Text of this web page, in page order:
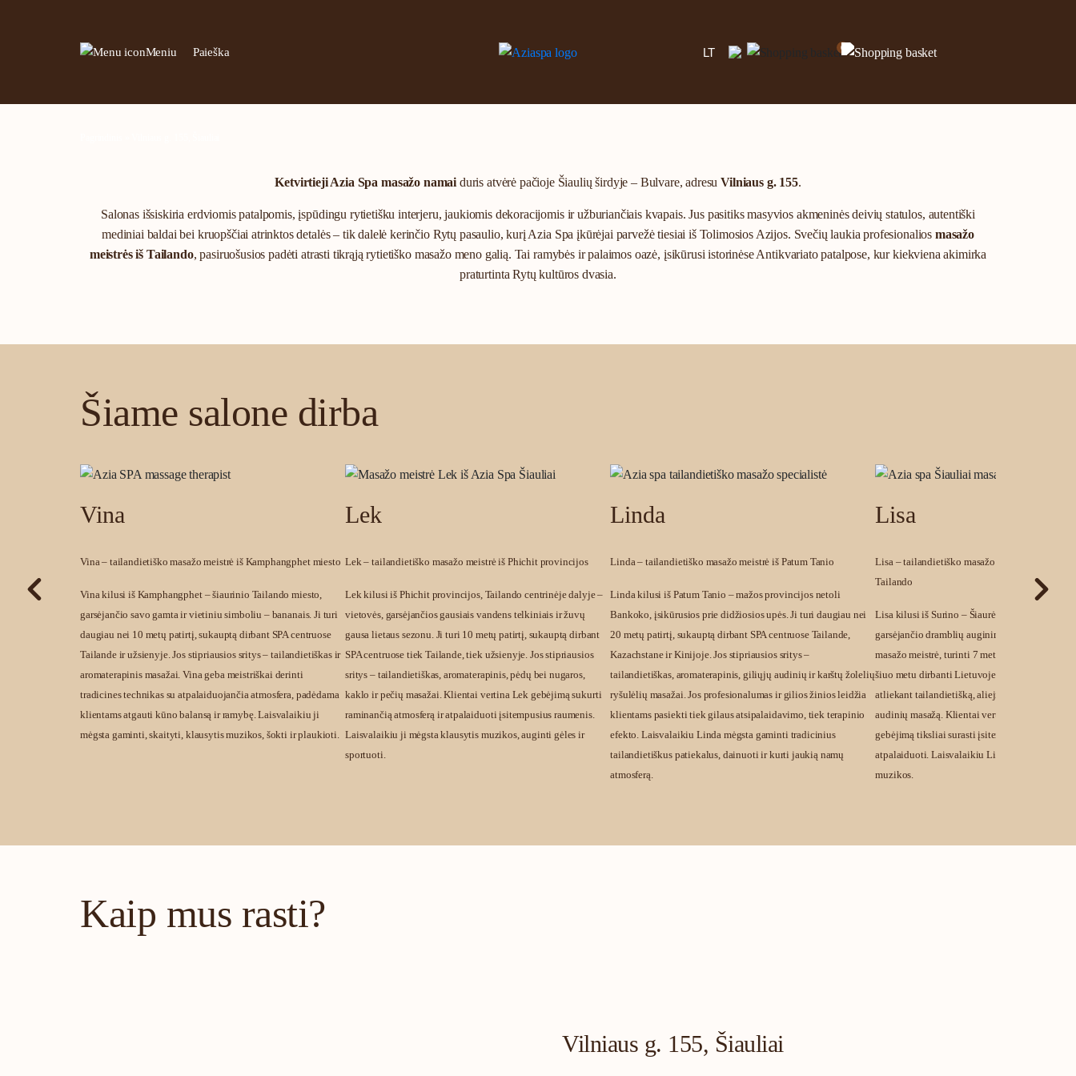
Meniu Paieška LT 0
Ketvirtieji Azia Spa masažo namai duris atvėrė pačioje Šiaulių širdyje – Bulvare, adresuVilniaus g. 155.
Salonas išsiskiria erdviomis patalpomis, įspūdingu rytietišku interjeru, jaukiomis dekoracijomis ir užburiančiais kvapais. Jus pasitiks masyvios akmeninės deivių statulos, autentiški
mediniai baldai bei kruopščiai atrinktos detalės – tik dalelė kerinčio Rytų pasaulio, kurį Azia Spa įkūrėjai parvežė tiesiai iš Tolimosios Azijos. Svečių laukia profesionalios masažo
meistrės iš Tailando, pasiruošusios padėti atrasti tikrąją rytietiško masažo meno galią. Tai ramybės ir palaimos oazė, įsikūrusi istorinėse Antikvariato patalpose, kur kiekviena akimirka
praturtinta Rytų kultūros dvasia.
Šiame salone dirba
Vina
Vina – tailandietiško masažo meistrė iš Kamphangphet miesto
Vina kilusi iš Kamphangphet – šiaurinio Tailando miesto,
garsėjančio savo gamta ir vietiniu simboliu – bananais. Ji turi
daugiau nei 10 metų patirtį, sukauptą dirbant SPA centruose
Tailande ir užsienyje. Jos stipriausios sritys – tailandietiškas ir
aromaterapinis masažai. Vina geba meistriškai derinti
tradicines technikas su atpalaiduojančia atmosfera, padėdama
klientams atgauti kūno balansą ir ramybę. Laisvalaikiu ji
mėgsta gaminti, skaityti, klausytis muzikos, šokti ir plaukioti.
Lek
Lek – tailandietiško masažo meistrė iš Phichit provincijos
Lek kilusi iš Phichit provincijos, Tailando centrinėje dalyje –
vietovės, garsėjančios gausiais vandens telkiniais ir žuvų
gausa lietaus sezonu. Ji turi 10 metų patirtį, sukauptą dirbant
SPA centruose tiek Tailande, tiek užsienyje. Jos stipriausios
sritys – tailandietiškas, aromaterapinis, pėdų bei nugaros,
kaklo ir pečių masažai. Klientai vertina Lek gebėjimą sukurti
raminančią atmosferą ir atpalaiduoti įsitempusius raumenis.
Laisvalaikiu ji mėgsta klausytis muzikos, auginti gėles ir
sportuoti.
Linda
Linda – tailandietiško masažo meistrė iš Patum Tanio
Linda kilusi iš Patum Tanio – mažos provincijos netoli
Bankoko, įsikūrusios prie didžiosios upės. Ji turi daugiau nei
20 metų patirtį, sukauptą dirbant SPA centruose Tailande,
Kazachstane ir Kinijoje. Jos stipriausios sritys –
tailandietiškas, aromaterapinis, giliųjų audinių ir karštų žolelių
ryšulėlių masažai. Jos profesionalumas ir gilios žinios leidžia
klientams pasiekti tiek gilaus atsipalaidavimo, tiek terapinio
efekto. Laisvalaikiu Linda mėgsta gaminti tradicinius
tailandietiškus patiekalus, dainuoti ir kurti jaukią namų
atmosferą.
Lisa
Lisa – tailandietiško masažo meistrė iš Surino,
Tailando
Lisa kilusi iš Surino – Šiaurės Rytų Tailando
garsėjančio dramblių auginimo tradicijomis. Ji
masažo meistrė, turinti 7 metų patirtį
šiuo metu dirbanti Lietuvoje. Lisa stipriausiai
atliekant tailandietišką, aliejinį, aromaterapinį
audinių masažą. Klientai vertina jos dėmesį
gebėjimą tiksliai surasti įsitempusius taškus
atpalaiduoti. Laisvalaikiu Lisa mėgsta keliauti
muzikos.
Kaip mus rasti?
Vilniaus g. 155, Šiauliai